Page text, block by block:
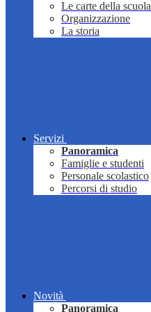
Le carte della scuola
Organizzazione
La storia
Servizi
Panoramica
Famiglie e studenti
Personale scolastico
Percorsi di studio
Novità
Panoramica